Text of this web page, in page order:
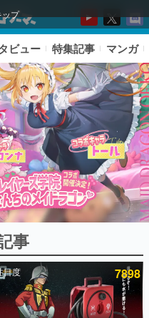
ップ
キング
ビュー 特集記事 マンガ
事
目度 7898